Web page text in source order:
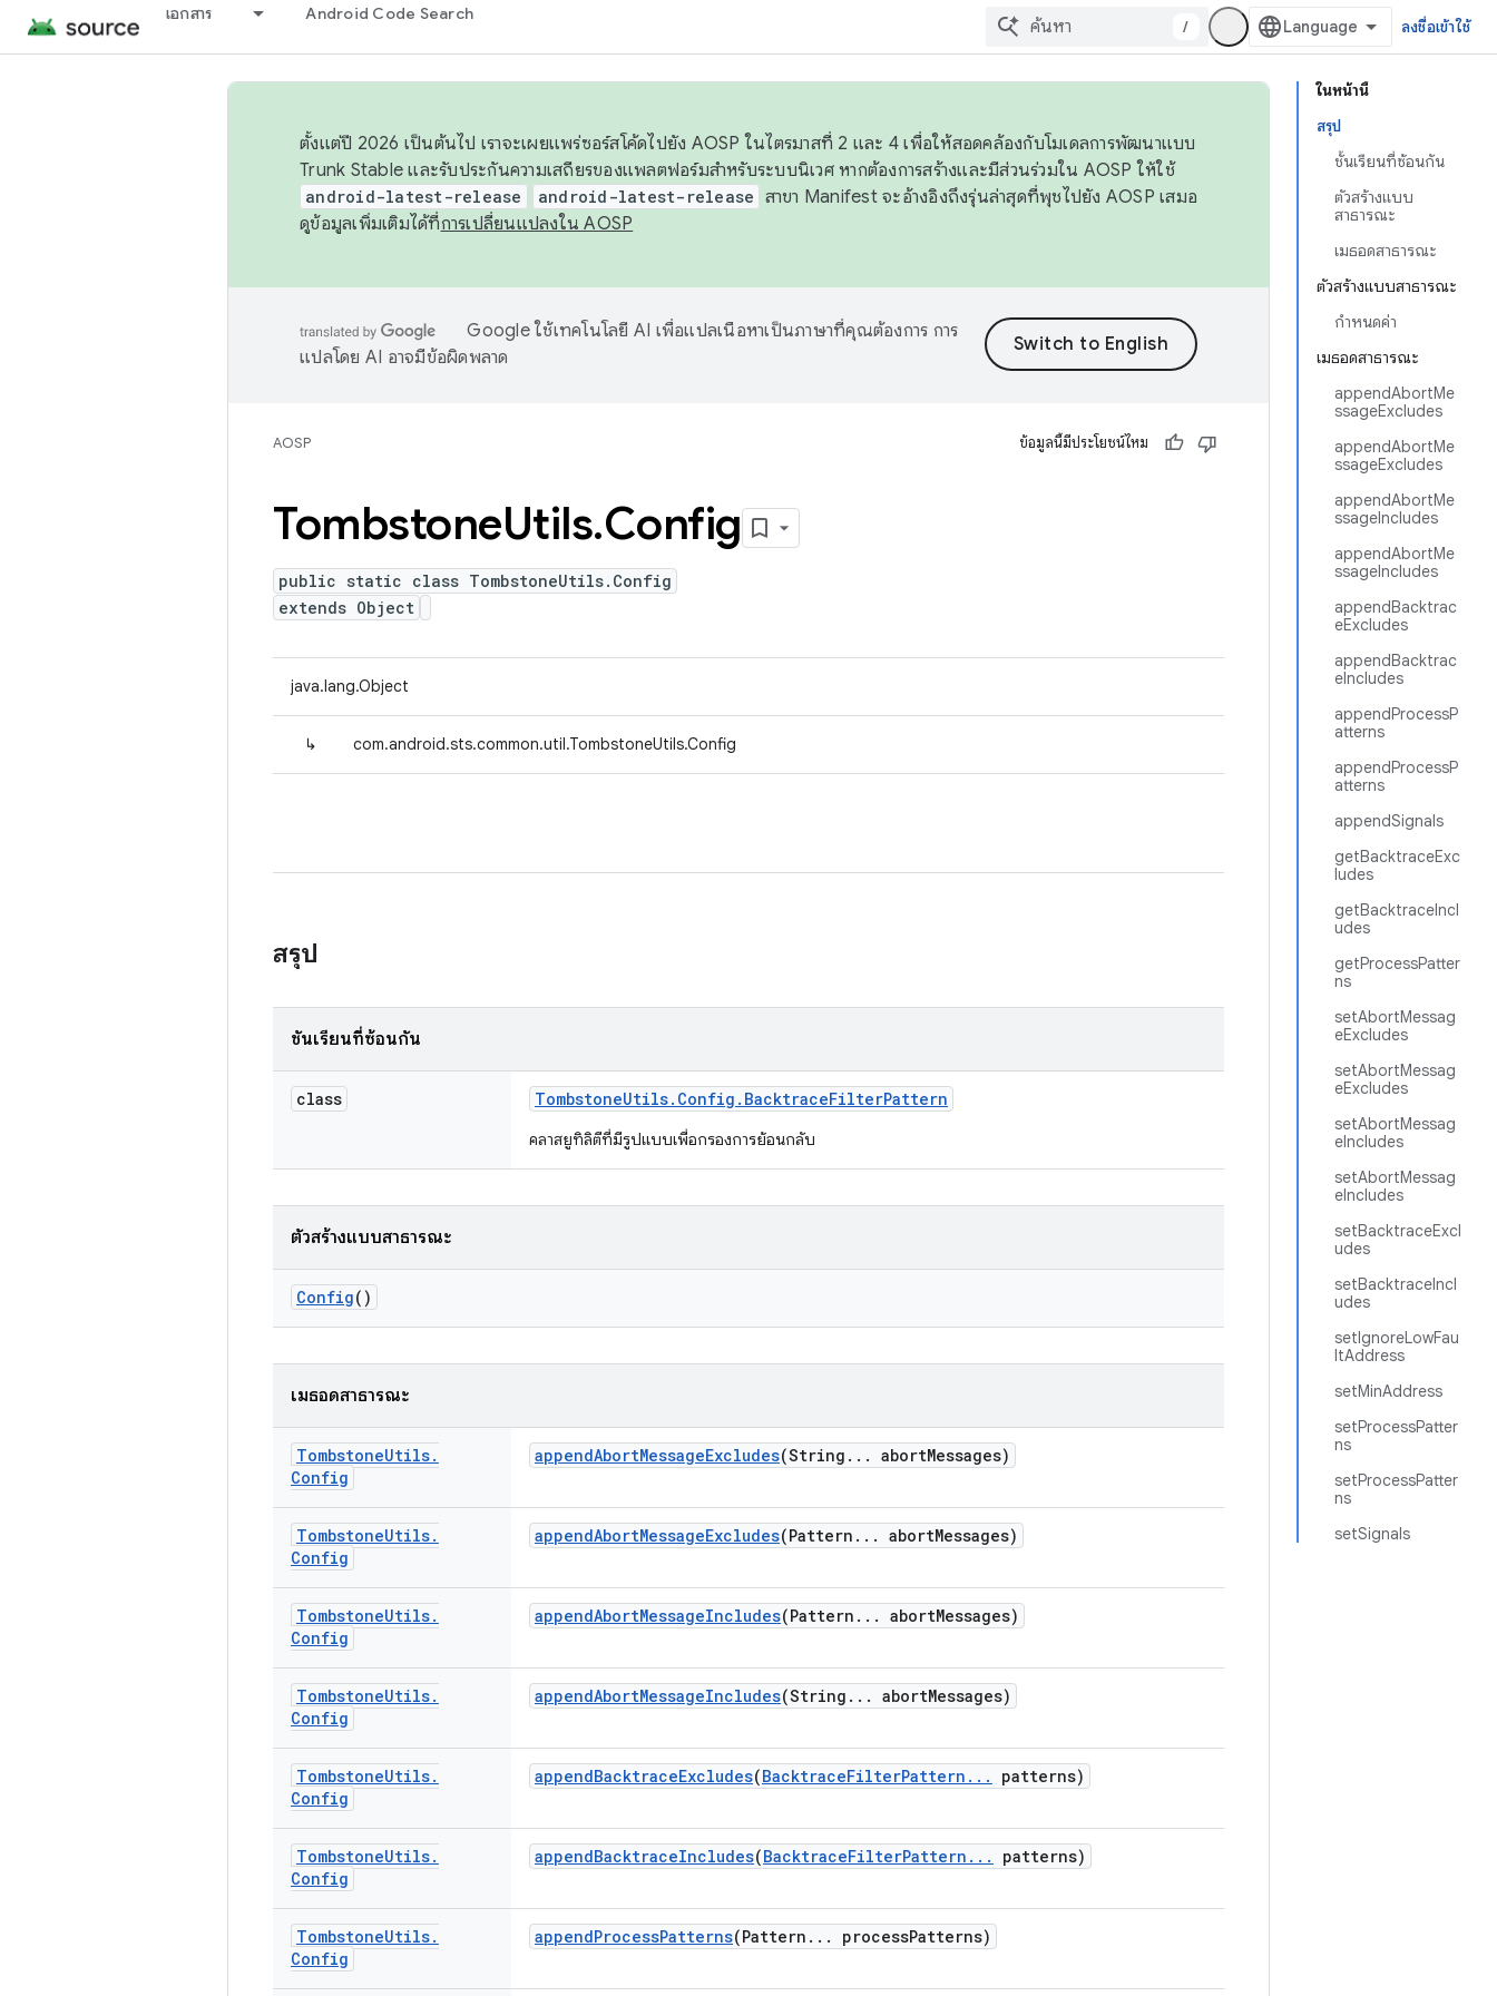
เอกสาร Android Code Search
/ ลงชื่อเข้าใช้
ในหน้านี้
สรุป
ชั้นเรียนที่ซ้อนกัน
ตัวสร้างแบบ
สาธารณะ
เมธอดสาธารณะ
ตัวสร้างแบบสาธารณะ
กำหนดค่า
เมธอดสาธารณะ
appendAbortMe
ssageExcludes
appendAbortMe
ssageExcludes
appendAbortMe
ssageIncludes
appendAbortMe
ssageIncludes
appendBacktrac
eExcludes
appendBacktrac
eIncludes
appendProcessP
atterns
appendProcessP
atterns
appendSignals
getBacktraceExc
ludes
getBacktraceIncl
udes
getProcessPatter
ns
setAbortMessag
eExcludes
setAbortMessag
eExcludes
setAbortMessag
eIncludes
setAbortMessag
eIncludes
setBacktraceExcl
udes
setBacktraceIncl
udes
setIgnoreLowFau
ltAddress
setMinAddress
setProcessPatter
ns
setProcessPatter
ns
setSignals
ตั้งแต่ปี 2026 เป็นต้นไป เราจะเผยแพร่ซอร์สโค้ดไปยัง AOSP ในไตรมาสที่ 2 และ 4 เพื่อให้สอดคล้องกับโมเดลการพัฒนาแบบ
Trunk Stable และรับประกันความเสถียรของแพลตฟอร์มสำหรับระบบนิเวศ หากต้องการสร้างและมีส่วนร่วมใน AOSP ให้ใช้
android-latest-release android-latest-release สาขา Manifest จะอ้างอิงถึงรุ่นล่าสุดที่พุชไปยัง AOSP เสมอ
ดูข้อมูลเพิ่มเติมได้ที่การเปลี่ยนแปลงใน AOSP
Google ใช้เทคโนโลยี AI เพื่อแปลเนื้อหาเป็นภาษาที่คุณต้องการ การ
แปลโดย AI อาจมีข้อผิดพลาด
AOSP ข้อมูลนี้มีประโยชน์ไหม
TombstoneUtils.Config
public static class TombstoneUtils.Config
extends Object
java.lang.Object
↳ com.android.sts.common.util.TombstoneUtils.Config
สรุป
ชั้นเรียนที่ซ้อนกัน
class TombstoneUtils. Config . BacktraceFilterPattern
คลาสยูทิลิตีที่มีรูปแบบเพื่อกรองการย้อนกลับ
ตัวสร้างแบบสาธารณะ
Config()
เมธอดสาธารณะ
TombstoneUtils.
Config
appendAbortMessageExcludes(String . . . abortMessages)
TombstoneUtils.
Config
appendAbortMessageExcludes(Pattern . . . abortMessages)
TombstoneUtils.
Config
appendAbortMessageIncludes(Pattern . . . abortMessages)
TombstoneUtils.
Config
appendAbortMessageIncludes(String . . . abortMessages)
TombstoneUtils.
Config
appendBacktraceExcludes(BacktraceFilterPattern . . . patterns)
TombstoneUtils.
Config
appendBacktraceIncludes(BacktraceFilterPattern . . . patterns)
TombstoneUtils.
Config
appendProcessPatterns(Pattern . . . processPatterns)